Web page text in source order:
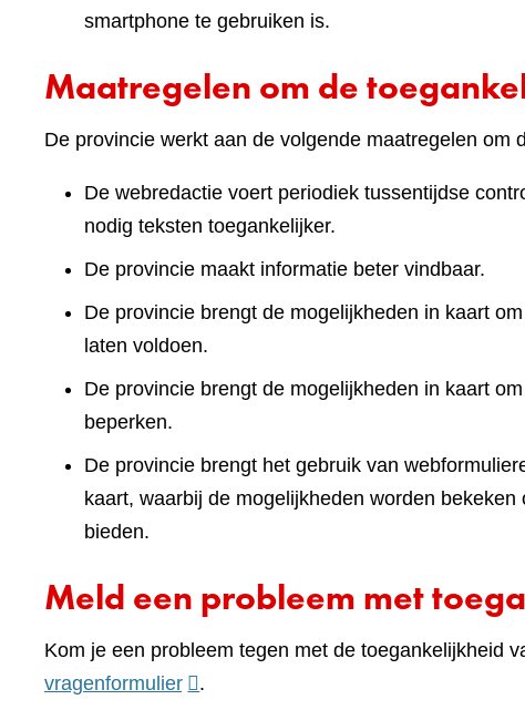
smartphone te gebruiken is.
Maatregelen om de
De provincie werkt aan de volgende maatregelen om
De webredactie voert periodiek tussentijdse
nodig teksten toegankelijker.
De provincie maakt informatie beter vindbaar.
De provincie brengt de mogelijkheden in kaart
laten voldoen.
De provincie brengt de mogelijkheden in kaart
beperken.
De provincie brengt het gebruik van
kaart, waarbij de mogelijkheden worden
bieden.
Meld een probleem met
Kom je een probleem tegen met de toegankelijkheid
vragenformulier(verwijst
.